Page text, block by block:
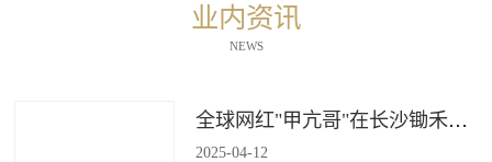
业内资讯
NEWS
全球网红"甲亢哥"在长沙锄禾打造的杜甫江阁体验参观
2025-04-12